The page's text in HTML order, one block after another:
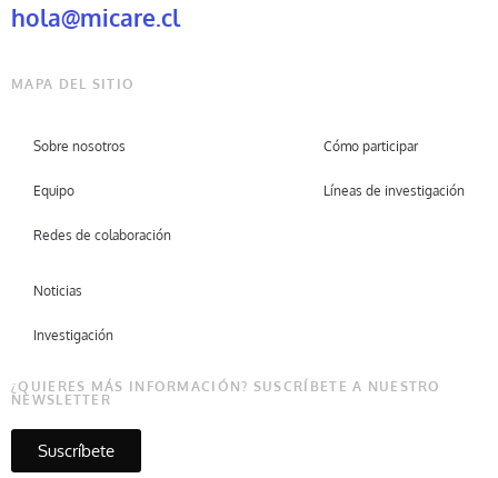
hola@micare.cl
MAPA DEL SITIO
Sobre nosotros
Equipo
Redes de colaboración
Cómo participar
Líneas de investigación
Noticias
Investigación
¿QUIERES MÁS INFORMACIÓN? SUSCRÍBETE A NUESTRO
NEWSLETTER
Suscríbete